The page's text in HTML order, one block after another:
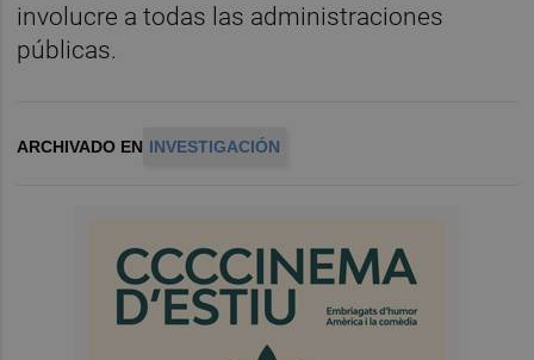
involucre a todas las administraciones
públicas.
ARCHIVADO EN INVESTIGACIÓN